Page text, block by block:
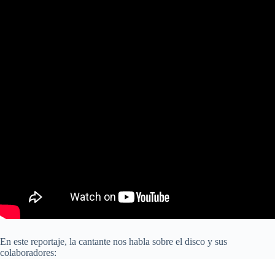
En este reportaje, la cantante nos habla sobre el disco y sus
colaboradores: